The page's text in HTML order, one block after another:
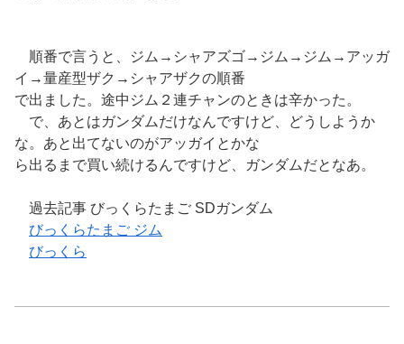
順番で言うと、ジム→シャアズゴ→ジム→ジム→アッガ
イ→量産型ザク→シャアザクの順番
で出ました。途中ジム２連チャンのときは辛かった。
で、あとはガンダムだけなんですけど、どうしようか
な。あと出てないのがアッガイとかな
ら出るまで買い続けるんですけど、ガンダムだとなあ。
過去記事 びっくらたまご SDガンダム
びっくらたまご ジム
びっくら